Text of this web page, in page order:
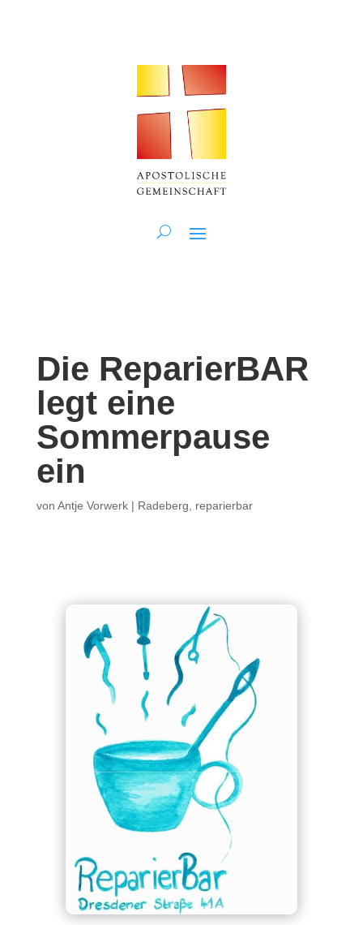
Die ReparierBAR
legt eine
Sommerpause
ein
von Antje Vorwerk| Radeberg reparierbar